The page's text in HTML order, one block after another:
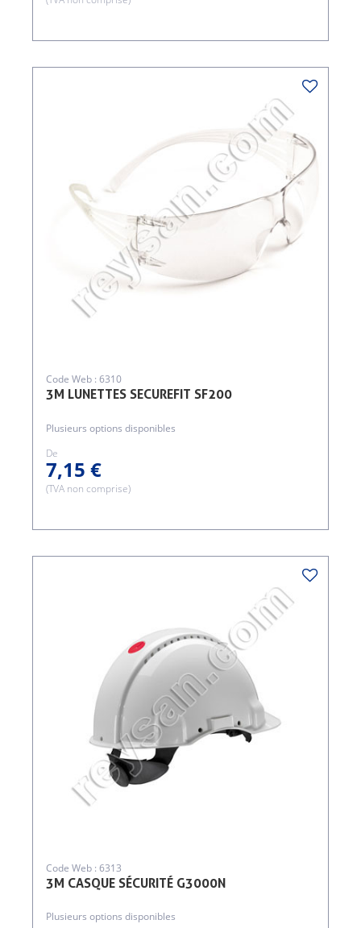
3M LUNETTES SECUREFIT SF200
Code Web : 6310
Plusieurs options disponibles
De
7,15 €
(TVA non comprise)
3M CASQUE SÉCURITÉ G3000N
Code Web : 6313
Plusieurs options disponibles